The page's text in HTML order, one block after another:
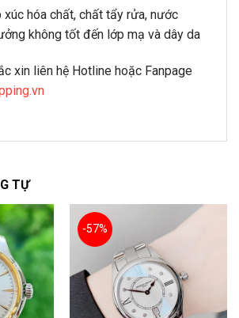
xúc hóa chất, chất tẩy rửa, nước
không tốt đến lớp mạ và dây da
xin liên hệ Hotline hoặc Fanpage
TỰ
-57%